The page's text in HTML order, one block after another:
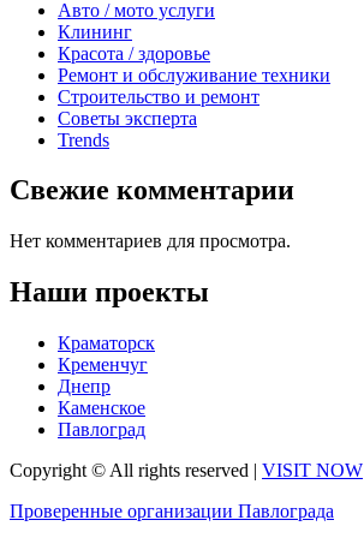
Авто / мото услуги
Клининг
Красота / здоровье
Ремонт и обслуживание техники
Строительство и ремонт
Советы эксперта
Trends
Свежие комментарии
Нет комментариев для просмотра.
Наши проекты
Краматорск
Кременчуг
Днепр
Каменское
Павлоград
Copyright © All rights reserved | VISIT NOW
Проверенные организации Павлограда